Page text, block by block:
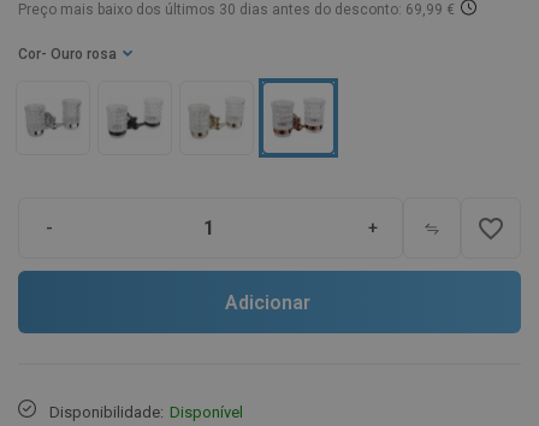
Preço mais baixo dos últimos 30 dias antes do desconto: 69,99 €
Cor - Ouro rosa
- + favorite_border
Adicionar
Disponibilidade: Disponível